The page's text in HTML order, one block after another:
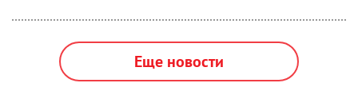
Еще новости